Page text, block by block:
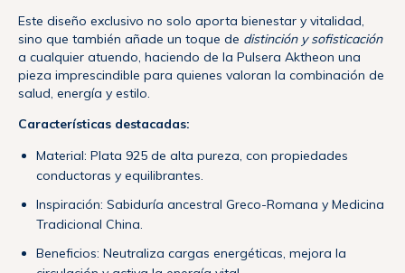
Este diseño exclusivo no solo aporta bienestar y vitalidad,
sino que también añade un toque de distinción y sofisticación
a cualquier atuendo, haciendo de la Pulsera Aktheon una
pieza imprescindible para quienes valoran la combinación de
salud, energía y estilo.
Características destacadas:
Material: Plata 925 de alta pureza, con propiedades
conductoras y equilibrantes.
Inspiración: Sabiduría ancestral Greco-Romana y Medicina
Tradicional China.
Beneficios: Neutraliza cargas energéticas, mejora la